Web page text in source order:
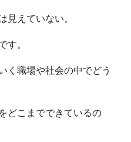
えていない。
。
く職場や社会の中でどう
どこまでできているの